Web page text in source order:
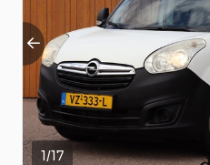
1/17